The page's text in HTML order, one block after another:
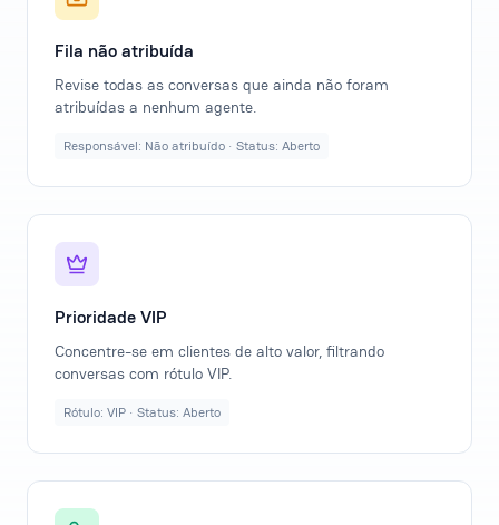
Fila não atribuída
Revise todas as conversas que ainda não foram
atribuídas a nenhum agente.
Responsável: Não atribuído · Status: Aberto
Prioridade VIP
Concentre-se em clientes de alto valor, filtrando
conversas com rótulo VIP.
Rótulo: VIP · Status: Aberto